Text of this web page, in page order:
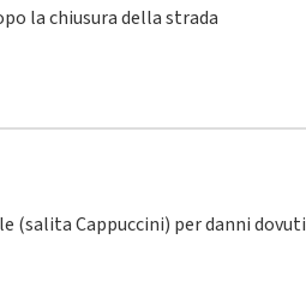
la chiusura della strada
(salita Cappuccini) per danni dovuti